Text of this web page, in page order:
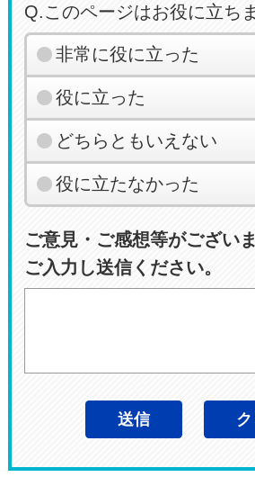
Q.このページはお役に立ち
非常に役に立った
役に立った
どちらともいえない
役に立たなかった
ご意見・ご感想等がござい
ご入力し送信ください。